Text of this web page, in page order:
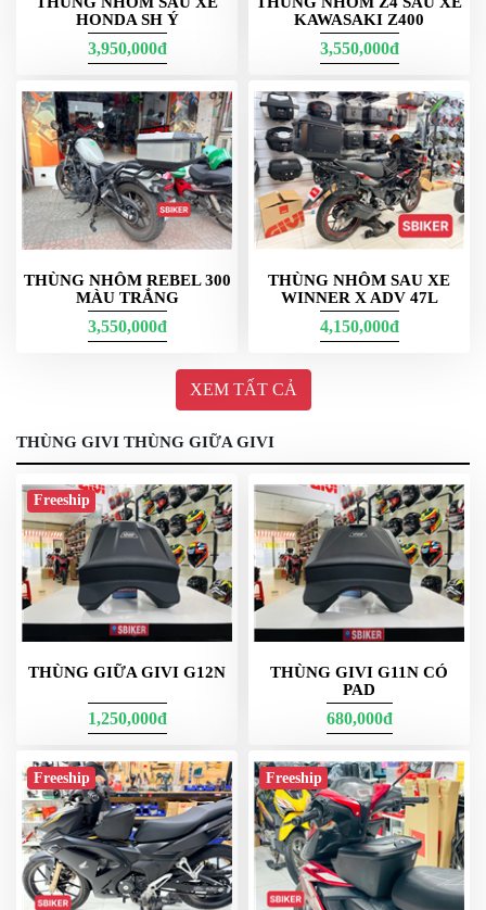
E23NS Givi
E23NS là bản23 lítmang diện mạo hiện đại; một số cấu hình cho
tăng nhận diện phía sau, vẫn ưu tiên thao tác nhanh – bền hằng
ngày. Khi lắp, nên dùng jack tương thích để bảo toàn hệ thống
điện zin của xe.
Dạ bản E23n vàng này các bạn cần lắp đèn xi nhan trên thùng
nhé.
E23G730 Thùng Hông
E23G nổi bật với tôngtrắngvà xi-nhan tích hợp, phù hợp người
thích khác biệt và hay chạy đêm. Khoang 23 lít đủ cho đồ cá
nhân, áo mưa, giày nhẹ. Kết hợp thùng top 27–39 lít phía sau sẽ
tạo set dung tích cân đối cho tour dài mà vẫn đẹp dáng.
Lưu ý cho các bạn là :
mua thùng hông đừng có nghe ngta nói vớ vẩn rồi mua rẻ không
có đâu ạ hàng chính hãng cũng trên 3tr 1 bộ ạ chưa tính phát sinh
các bạn toàn đi mua mỗi 2 cái thùng rồi không chọn khung
xong về bảo sao không có khung hay gắn không vừa ??
HONDA SH Ý
3,950,000đ
KAWASAKI Z400
3,550,000đ
THÙNG NHÔM REBEL 300
MÀU TRẮNG
3,550,000đ
THÙNG NHÔM SAU XE
WINNER X ADV 47L
4,150,000đ
XEM TẤT CẢ
THÙNG GIVI THÙNG GIỮA GIVI
Freeship
THÙNG GIỮA GIVI G12N
1,250,000đ
THÙNG GIVI G11N CÓ
PAD
680,000đ
Freeship Freeship